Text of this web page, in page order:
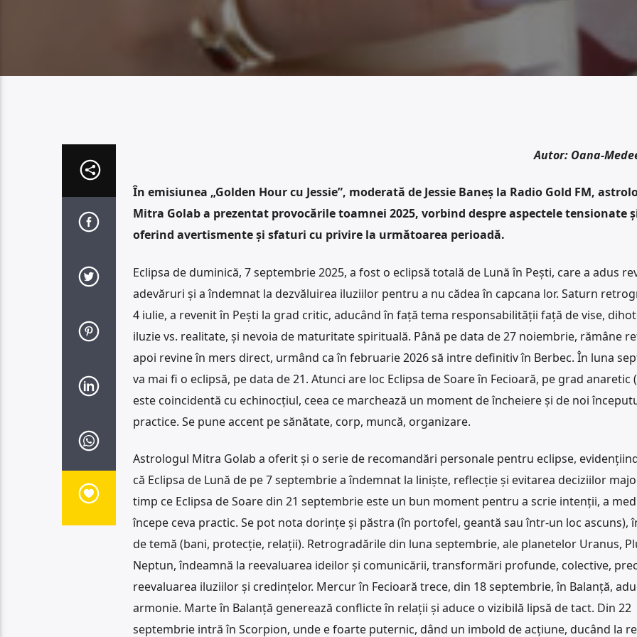
Autor: Oana-
În emisiunea „Golden Hour cu Jessie”, moderată de Jessie Baneș la Radio Gold FM,
Mitra Golab a prezentat provocările toamnei 2025, vorbind despre aspectele tensionate
oferind avertismente și sfaturi cu privire la următoarea perioadă.
Eclipsa de duminică, 7 septembrie 2025, a fost o eclipsă totală de Lună în Pești, care a adus
adevăruri și a îndemnat la dezvăluirea iluziilor pentru a nu cădea în capcana lor. Saturn
4 iulie, a revenit în Pești la grad critic, aducând în față tema responsabilității față de vise,
iluzie vs. realitate, și nevoia de maturitate spirituală. Până pe data de 27 noiembrie, rămâne
apoi revine în mers direct, urmând ca în februarie 2026 să intre definitiv în Berbec. În luna
va mai fi o eclipsă, pe data de 21. Atunci are loc Eclipsa de Soare în Fecioară, pe grad anaretic
este coincidentă cu echinocțiul, ceea ce marchează un moment de încheiere și de noi
practice. Se pune accent pe sănătate, corp, muncă, organizare.
Astrologul Mitra Golab a oferit și o serie de recomandări personale pentru eclipse,
că Eclipsa de Lună de pe 7 septembrie a îndemnat la liniște, reflecție și evitarea deciziilor
timp ce Eclipsa de Soare din 21 septembrie este un bun moment pentru a scrie intenții, a
începe ceva practic. Se pot nota dorințe și păstra (în portofel, geantă sau într-un loc ascuns),
de temă (bani, protecție, relații). Retrogradările din luna septembrie, ale planetelor Uranus,
Neptun, îndeamnă la reevaluarea ideilor și comunicării, transformări profunde, colective,
reevaluarea iluziilor și credințelor. Mercur în Fecioară trece, din 18 septembrie, în Balanță,
armonie. Marte în Balanță generează conflicte în relații și aduce o vizibilă lipsă de tact. Din 22
septembrie intră în Scorpion, unde e foarte puternic, dând un imbold de acțiune, ducând la